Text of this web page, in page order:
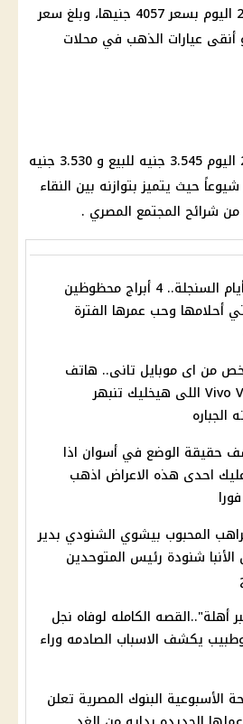
ويباع جرام الذهب عيار 24 اليوم بسعر 4057 جنيها، وبلغ سعر
وهو أنقى عيارات الذهب في محلات
سعر جرام الذهب عيار 21 اليوم 3.545 جنيه للبيع و 3.530 جنيه
حيث يتميز بتوازنه بين النقاء
شرائح المجتمع المصري .
هتودع أيام السنجلة.. 4 أبراج محظوظين
أحلامها وحب عمرها الفترة
من اى موبايل تانى.. هاتف
Vivo V40 Lite اللى هيخليك تنبهر
الجباره
حقيقة الوضع في أسوان اذا
احدى هذه الاعراض اذهب
المحبوب بيشوي الشنودي بدير
شنودة رئيس المتوحدين
أهلة"..القصه الكامله لوفاه نجل
يكشف الاسباب الصادمه وراء
الأسبوعية البنوك المصرية تعلن